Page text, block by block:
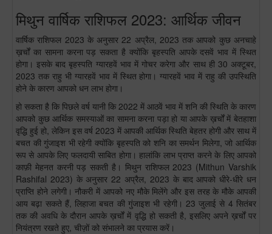
मिथुन वार्षिक राशिफल 2023: आर्थिक जीवन
वार्षिक राशिफल 2023 के अनुसार 22 अप्रैल, 2023 तक आपको कुछ अनचाहे
ख़र्चों का सामना करना पड़ सकता है क्योंकि बृहस्पति आपके दसवें भाव में स्थित
होगा। इसके बाद बृहस्पति ग्यारहवें भाव में गोचर करेगा और साथ ही 30 अक्टूबर,
2023 तक राहु भी ग्यारहवें भाव में स्थित होगा। ग्यारहवें भाव में राहु की उपस्थिति
होने के कारण आपको धन लाभ होगा।
हो सकता है कि पिछले वर्ष यानी कि 2022 में आठवें भाव में शनि की स्थिति के कारण
आपको कुछ आर्थिक समस्याओं का सामना करना पड़ा हो या आपके ख़र्चों में बेतहाशा
वृद्धि हुई हो, लेकिन इस वर्ष 2023 में आपकी आर्थिक स्थिति बेहतर होगी और साथ में
बचत की गुंजाइश भी रहेगी क्योंकि बृहस्पति को शनि का समर्थन मिलेगा, जो आर्थिक
रूप से आपके लिए फलदायी साबित होगा। हालांकि लाभ प्राप्त करने के लिए आपको
काफ़ी मेहनत करनी पड़ सकती है। मिथुन राशिफल 2023 (Mithun Varshik
Rashifal 2023) के अनुसार 22 अप्रैल, 2023 के बाद आपको धीरे-धीरे धन
प्राप्ति होने लगेगी। नौकरी में आपको नए मौके मिलेंगे और इस तरह के मौके आपकी
आय बढ़ा सकते हैं, लिहाजा बचत की गुंजाइश भी रहेगी। 23 जुलाई से 4 सितंबर
तक की अवधि के दौरान आपके ख़र्चों में वृद्धि हो सकती है, इसलिए अपने ख़र्चों पर
नियंत्रण रखते हुए, चीज़ों को संभालने का प्रयास करें।